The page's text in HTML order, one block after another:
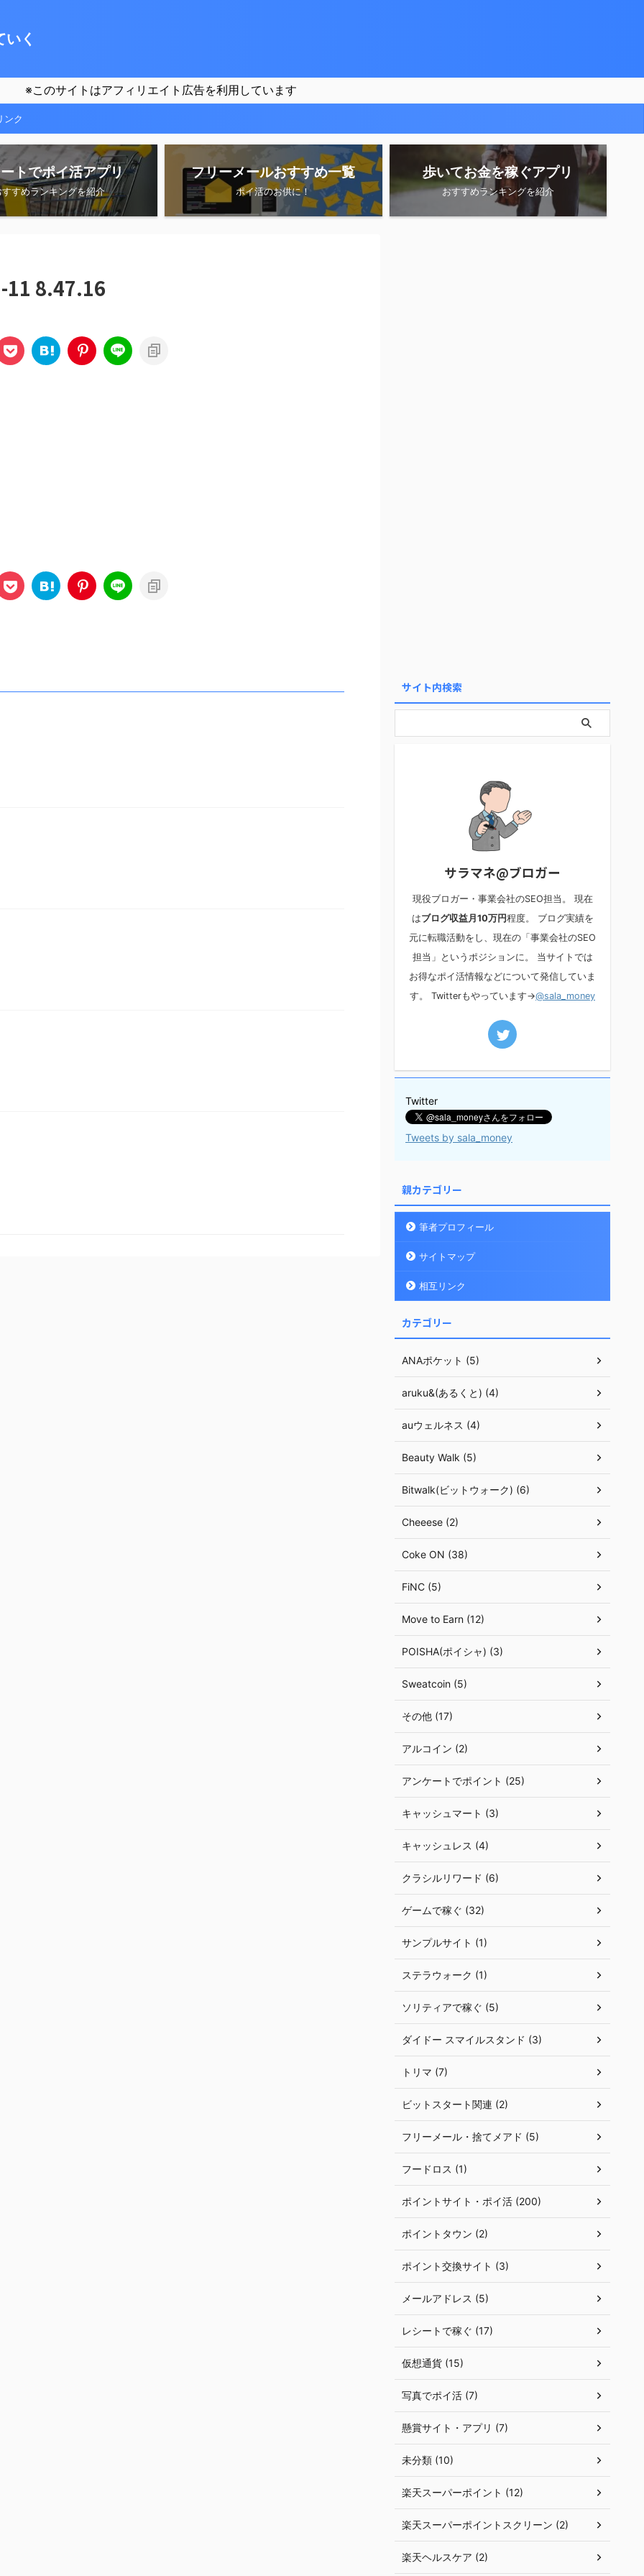
く
※このサイトはアフィリエイト広告を利用しています
ンク
トでポイ活アプリ
すすめランキングを紹介
フリーメールおすすめ一覧
ポイ活のお供に！
歩いてお金を稼ぐアプリ
おすすめランキングを紹介
11 8.47.16
サイト内検索
サラマネ@ブロガー
現役ブロガー・事業会社のSEO担当。 現在
はブログ収益月10万円程度。 ブログ実績を
元に転職活動をし、現在の「事業会社のSEO
担当」というポジションに。 当サイトでは
お得なポイ活情報などについて発信していま
す。 Twitterもやっています→@sala_money
Twitter
Tweets by sala_money
親カテゴリー
筆者プロフィール
サイトマップ
相互リンク
カテゴリー
ANAポケット (5)
aruku&(あるくと) (4)
auウェルネス (4)
Beauty Walk (5)
Bitwalk(ビットウォーク) (6)
Cheeese (2)
Coke ON (38)
FiNC (5)
Move to Earn (12)
POISHA(ポイシャ) (3)
Sweatcoin (5)
その他 (17)
アルコイン (2)
アンケートでポイント (25)
キャッシュマート (3)
キャッシュレス (4)
クラシルリワード (6)
ゲームで稼ぐ (32)
サンプルサイト (1)
ステラウォーク (1)
ソリティアで稼ぐ (5)
ダイドー スマイルスタンド (3)
トリマ (7)
ビットスタート関連 (2)
フリーメール・捨てメアド (5)
フードロス (1)
ポイントサイト・ポイ活 (200)
ポイントタウン (2)
ポイント交換サイト (3)
メールアドレス (5)
レシートで稼ぐ (17)
仮想通貨 (15)
写真でポイ活 (7)
懸賞サイト・アプリ (7)
未分類 (10)
楽天スーパーポイント (12)
楽天スーパーポイントスクリーン (2)
楽天ヘルスケア (2)